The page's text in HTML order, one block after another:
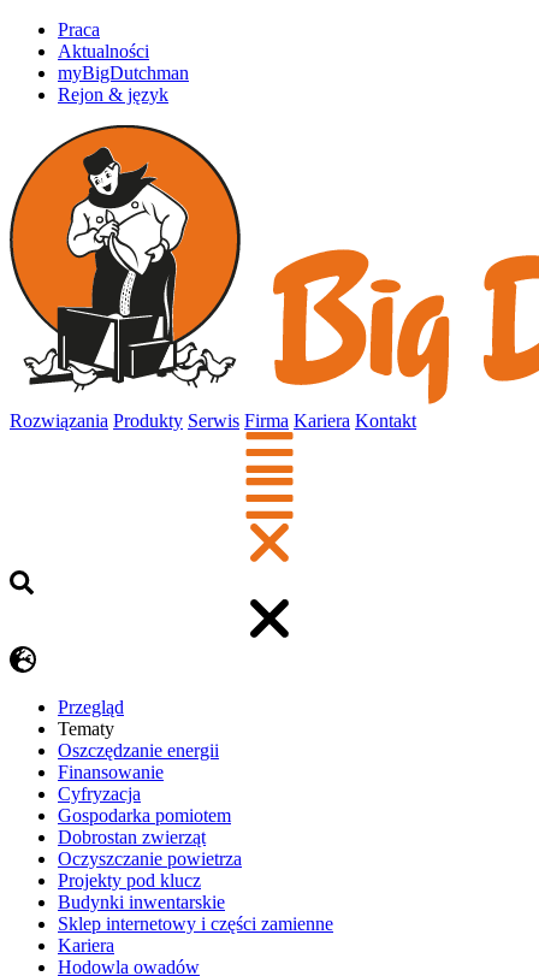
Praca
Aktualności
myBigDutchman
Rejon & język
Rozwiązania Produkty Serwis Firma Kariera Kontakt
Przegląd
Tematy
​Oszczędzanie energii
Finansowanie
Cyfryzacja
Gospodarka pomiotem
Dobrostan zwierząt
Oczyszczanie powietrza
Projekty pod klucz
Budynki inwentarskie
Sklep internetowy i części zamienne
Kariera
Hodowla owadów